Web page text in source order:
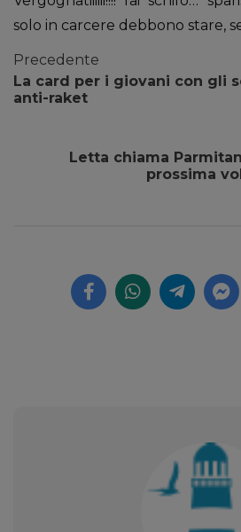
solo in carcere debbono stare,
Precedente
La card per i giovani con gli
anti-raket
Letta chiama
prossima